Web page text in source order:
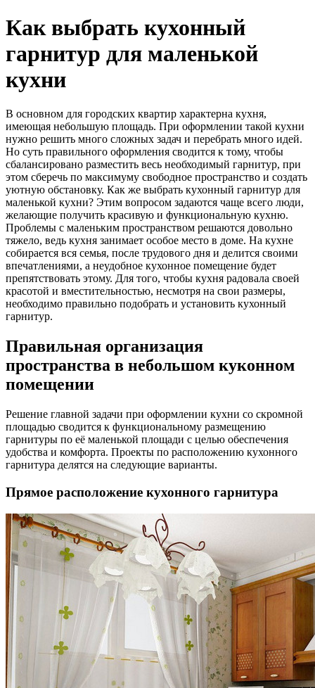
Как выбрать кухонный
гарнитур для маленькой
кухни
В основном для городских квартир характерна кухня,
имеющая небольшую площадь. При оформлении такой кухни
нужно решить много сложных задач и перебрать много идей.
Но суть правильного оформления сводится к тому, чтобы
сбалансировано разместить весь необходимый гарнитур, при
этом сберечь по максимуму свободное пространство и создать
уютную обстановку. Как же выбрать кухонный гарнитур для
маленькой кухни? Этим вопросом задаются чаще всего люди,
желающие получить красивую и функциональную кухню.
Проблемы с маленьким пространством решаются довольно
тяжело, ведь кухня занимает особое место в доме. На кухне
собирается вся семья, после трудового дня и делится своими
впечатлениями, а неудобное кухонное помещение будет
препятствовать этому. Для того, чтобы кухня радовала своей
красотой и вместительностью, несмотря на свои размеры,
необходимо правильно подобрать и установить кухонный
гарнитур.
Правильная организация
пространства в небольшом куконном
помещении
Решение главной задачи при оформлении кухни со скромной
площадью сводится к функциональному размещению
гарнитуры по её маленькой площади с целью обеспечения
удобства и комфорта. Проекты по расположению кухонного
гарнитура делятся на следующие варианты.
Прямое расположение кухонного гарнитура